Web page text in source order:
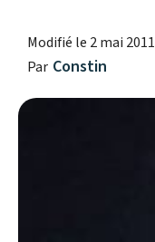
Modifié le 2 mai 2011
Par Constin